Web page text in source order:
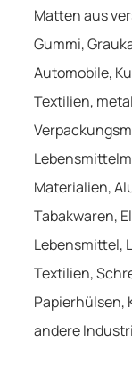
Matten aus
Gummi,
Automobile,
Textilien,
Materialien,
Tabakwaren,
Lebensmittel,
Textilien,
Papierhülsen,
andere